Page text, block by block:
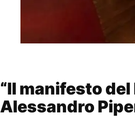
“Il manifesto
Alessandro